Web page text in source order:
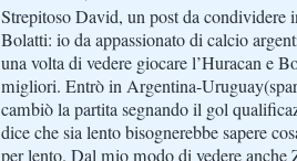
Strepitoso David, un post da condividere
Bolatti: io da appassionato di calcio
una volta di vedere giocare l’Huracan e
migliori. Entrò in Argentina-
cambiò la partita segnando il gol
dice che sia lento bisognerebbe sapere
per lento. Dal mio modo di vedere anche